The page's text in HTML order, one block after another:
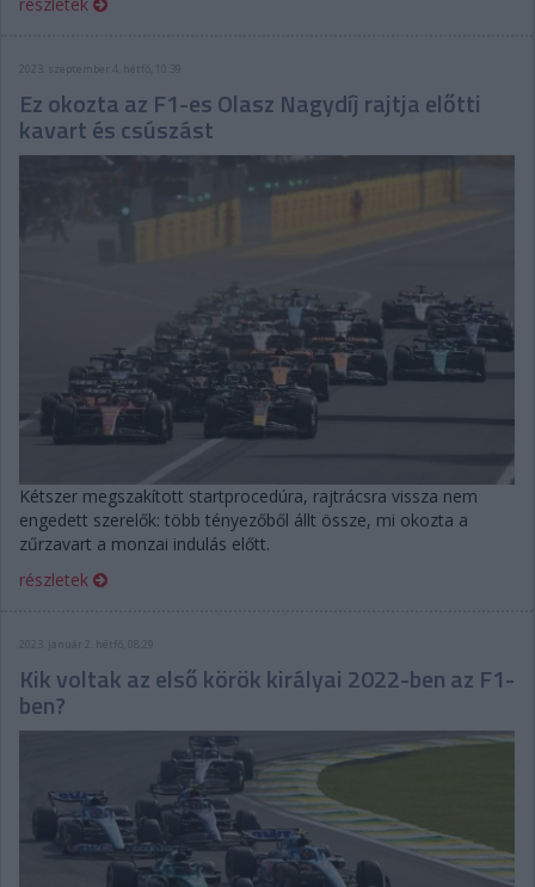
2023. szeptember 4. hétfő, 10:39
Ez okozta az F1-es Olasz Nagydíj rajtja előtti
kavart és csúszást
Kétszer megszakított startprocedúra, rajtrácsra vissza nem
engedett szerelők: több tényezőből állt össze, mi okozta a
zűrzavart a monzai indulás előtt.
részletek
2023. január 2. hétfő, 08:29
Kik voltak az első körök királyai 2022-ben az F1-
ben?